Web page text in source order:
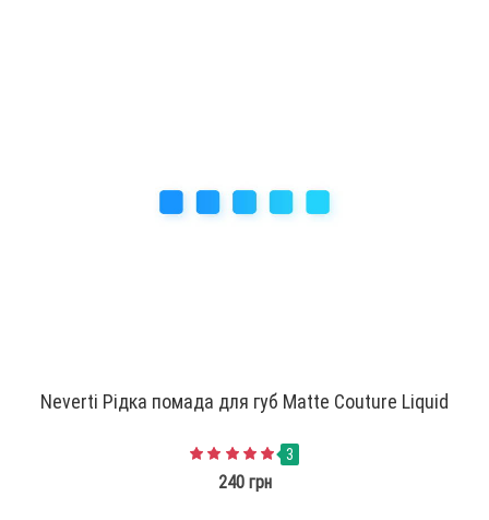
Neverti Рiдка помада для губ Matte Couture Liquid
3
240 грн